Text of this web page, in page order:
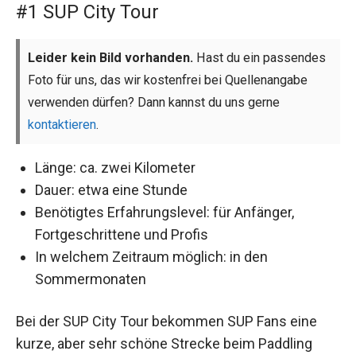
#1 SUP City Tour
Leider kein Bild vorhanden. Hast du ein passendes
Foto für uns, das wir kostenfrei bei Quellenangabe
verwenden dürfen? Dann kannst du uns gerne
kontaktieren.
Länge: ca. zwei Kilometer
Dauer: etwa eine Stunde
Benötigtes Erfahrungslevel: für Anfänger,
Fortgeschrittene und Profis
In welchem Zeitraum möglich: in den
Sommermonaten
Bei der SUP City Tour bekommen SUP Fans eine
kurze, aber sehr schöne Strecke beim Paddling